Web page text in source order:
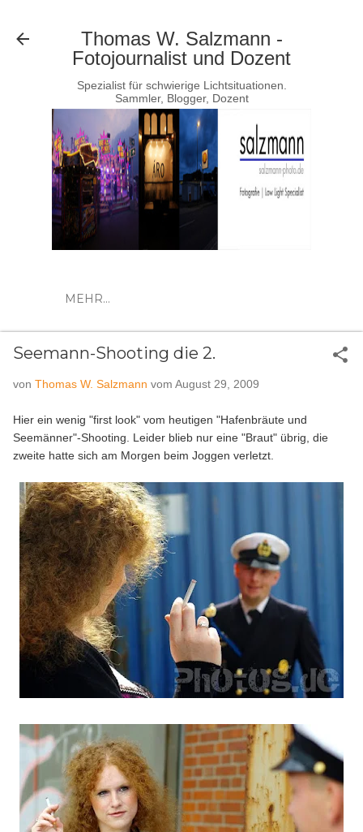
Thomas W. Salzmann -
Fotojournalist und Dozent
Spezialist für schwierige Lichtsituationen.
Sammler, Blogger, Dozent
MEHR…
Seemann-Shooting die 2.
von Thomas W. Salzmann vom August 29, 2009
Hier ein wenig "first look" vom heutigen "Hafenbräute und
Seemänner"-Shooting. Leider blieb nur eine "Braut" übrig, die
zweite hatte sich am Morgen beim Joggen verletzt.